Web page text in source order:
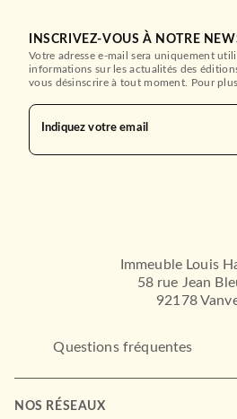
INSCRIVEZ-VOUS À NOTRE
Votre adresse e-mail sera uniquement
informations sur les actualités des
vous désinscrire à tout moment. Pour
Indiquez votre email
Immeuble Louis
58 rue Jean
92178
Questions fréquentes
NOS RÉSEAUX